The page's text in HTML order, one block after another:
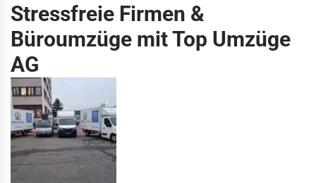
Stressfreie Firmen &
Büroumzüge mit Top Umzüge
AG